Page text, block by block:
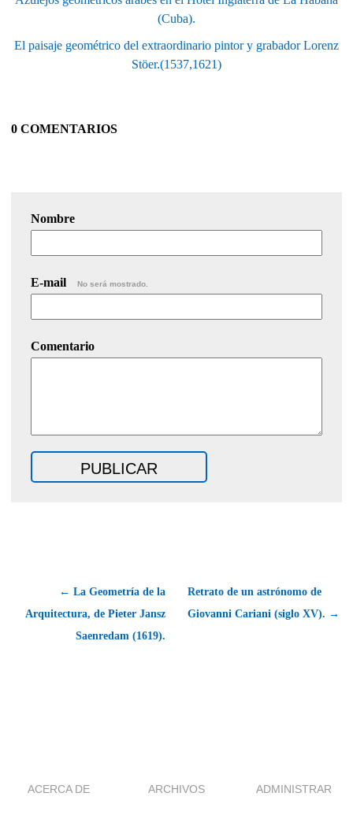
(Cuba).
El paisaje geométrico del extraordinario pintor y grabador Lorenz
Stöer.(1537,1621)
0 COMENTARIOS
Nombre
E-mail No será mostrado.
Comentario
← La Geometría de la
Arquitectura, de Pieter Jansz
Saenredam (1619).
Retrato de un astrónomo de
Giovanni Cariani (siglo XV). →
ACERCA DE ARCHIVOS ADMINISTRAR